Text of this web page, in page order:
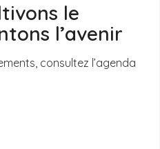
le
l’avenir
consultez l’agenda